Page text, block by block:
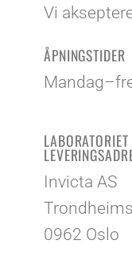
Vi
ÅPNINGSTIDER
Invicta AS
0962 Oslo